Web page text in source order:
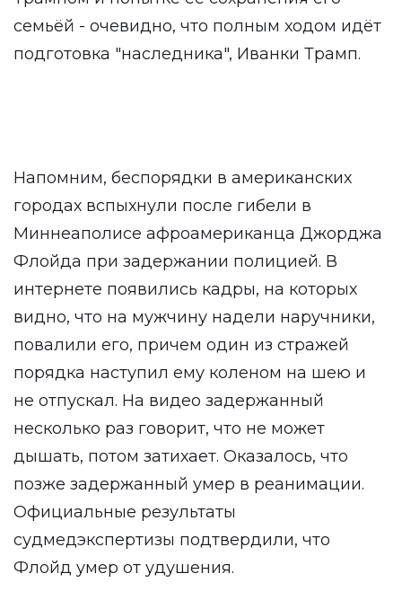
семьёй - очевидно, что полным ходом идёт
подготовка "наследника", Иванки Трамп.
Напомним, беспорядки в американских
городах вспыхнули после гибели в
Миннеаполисе афроамериканца Джорджа
Флойда при задержании полицией. В
интернете появились кадры, на которых
видно, что на мужчину надели наручники,
повалили его, причем один из стражей
порядка наступил ему коленом на шею и
не отпускал. На видео задержанный
несколько раз говорит, что не может
дышать, потом затихает. Оказалось, что
позже задержанный умер в реанимации.
Официальные результаты
судмедэкспертизы подтвердили, что
Флойд умер от удушения.